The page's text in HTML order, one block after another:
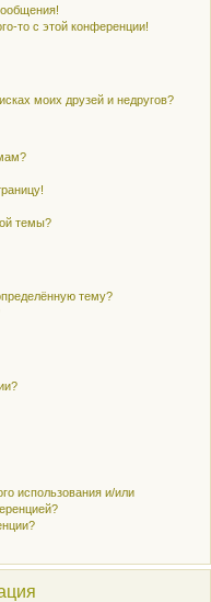
то с этой конференции!
моих друзей и недругов?
темы?
тему?
использования и/или